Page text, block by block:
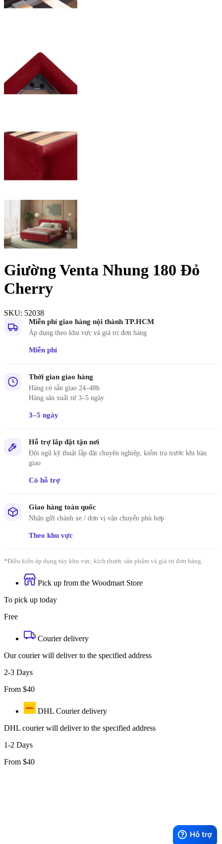
Giường Venta Nhung 180 Đỏ
Cherry
SKU: 52038
Miễn phí giao hàng nội thành TP.HCM
Áp dụng theo khu vực và giá trị đơn hàng
Miễn phí
Thời gian giao hàng
Hàng có sẵn giao 24–48h
Hàng sản xuất từ 3–5 ngày
3–5 ngày
Hỗ trợ lắp đặt tận nơi
Đội ngũ kỹ thuật lắp đặt chuyên nghiệp, kiểm tra trước khi bàn
giao
Có hỗ trợ
Giao hàng toàn quốc
Nhận gửi chành xe / đơn vị vận chuyển phù hợp
Theo khu vực
*Điều kiện áp dụng tùy khu vực, kích thước sản phẩm và giá trị đơn hàng.
Pick up from the Woodmart Store
To pick up today
Free
Courier delivery
Our courier will deliver to the specified address
2-3 Days
From $40
DHL Courier delivery
DHL courier will deliver to the specified address
1-2 Days
From $40